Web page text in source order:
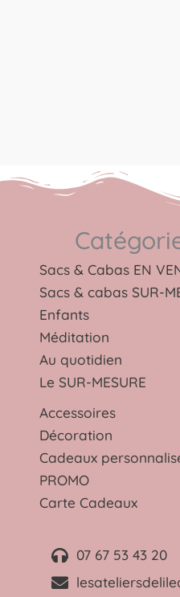
Sacs & Cabas EN
Sacs & cabas SUR-
Enfants
Méditation
Au quotidien
Le SUR-MESURE
Accessoires
Décoration
Cadeaux
PROMO
Carte Cadeaux
07 67 53 43 20